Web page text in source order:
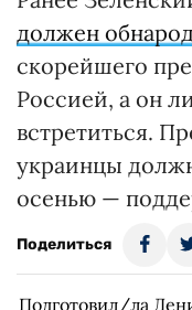
должен
скорейшего
Россией, а он
встретиться.
украинцы
осенью —
Поделиться
Подготовил/ла